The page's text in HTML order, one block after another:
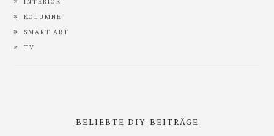
INTERIOR
KOLUMNE
SMART ART
TV
BELIEBTE DIY-BEITRÄGE